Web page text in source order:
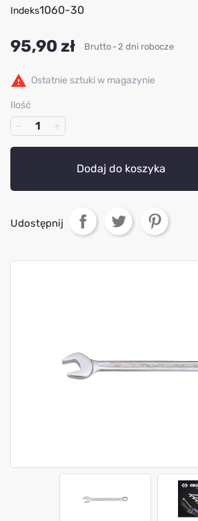
Indeks1060-30
95,90 zł Brutto 2 dni robocze
 Ostatnie sztuki w magazynie
Ilość
Dodaj do koszyka
Udostępnij